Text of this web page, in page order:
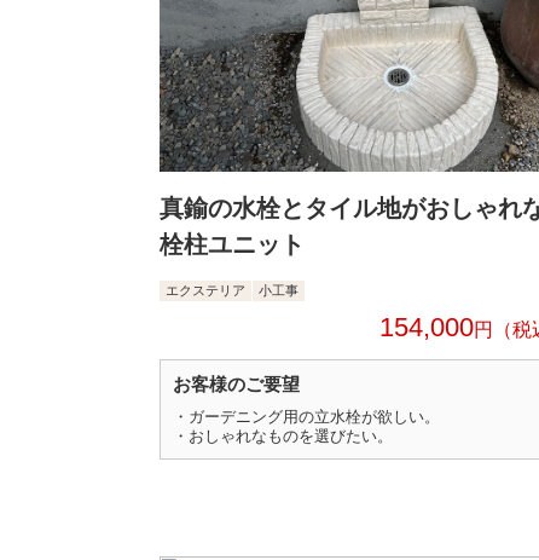
真鍮の水栓とタイル地がおしゃれ
栓柱ユニット
エクステリア 小工事
154,000円
お客様のご要望
・ガーデニング用の立水栓が欲しい。
・おしゃれなものを選びたい。